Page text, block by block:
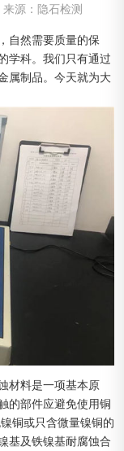
来源：隐石检测
自然需要质量的保
学科。我们只有通过
属制品。今天就为大
材料是一项基本原
的部件应避免使用铜
铜或只含微量镍铜的
基及铁镍基耐腐蚀合